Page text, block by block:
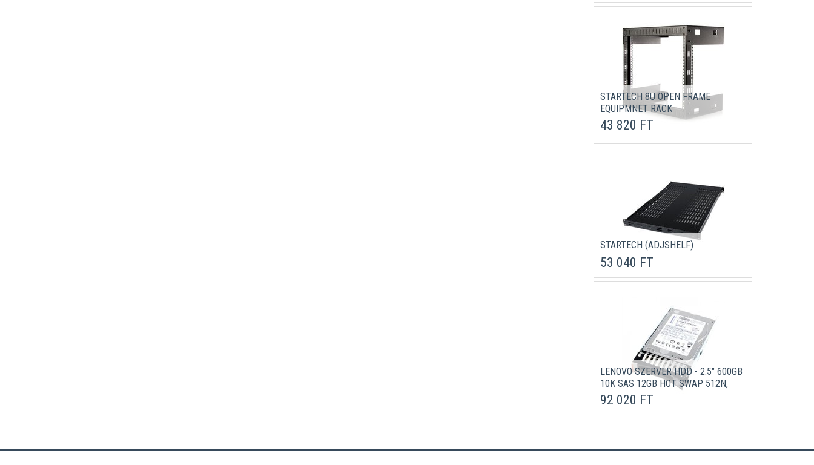
STARTECH 8U OPEN FRAME
EQUIPMNET RACK
43 820 FT
STARTECH (ADJSHELF)
53 040 FT
LENOVO SZERVER HDD - 2.5" 600GB
10K SAS 12GB HOT SWAP 512N,
HOT SWAP KERETTEL
(THINKSYSTEM)
92 020 FT